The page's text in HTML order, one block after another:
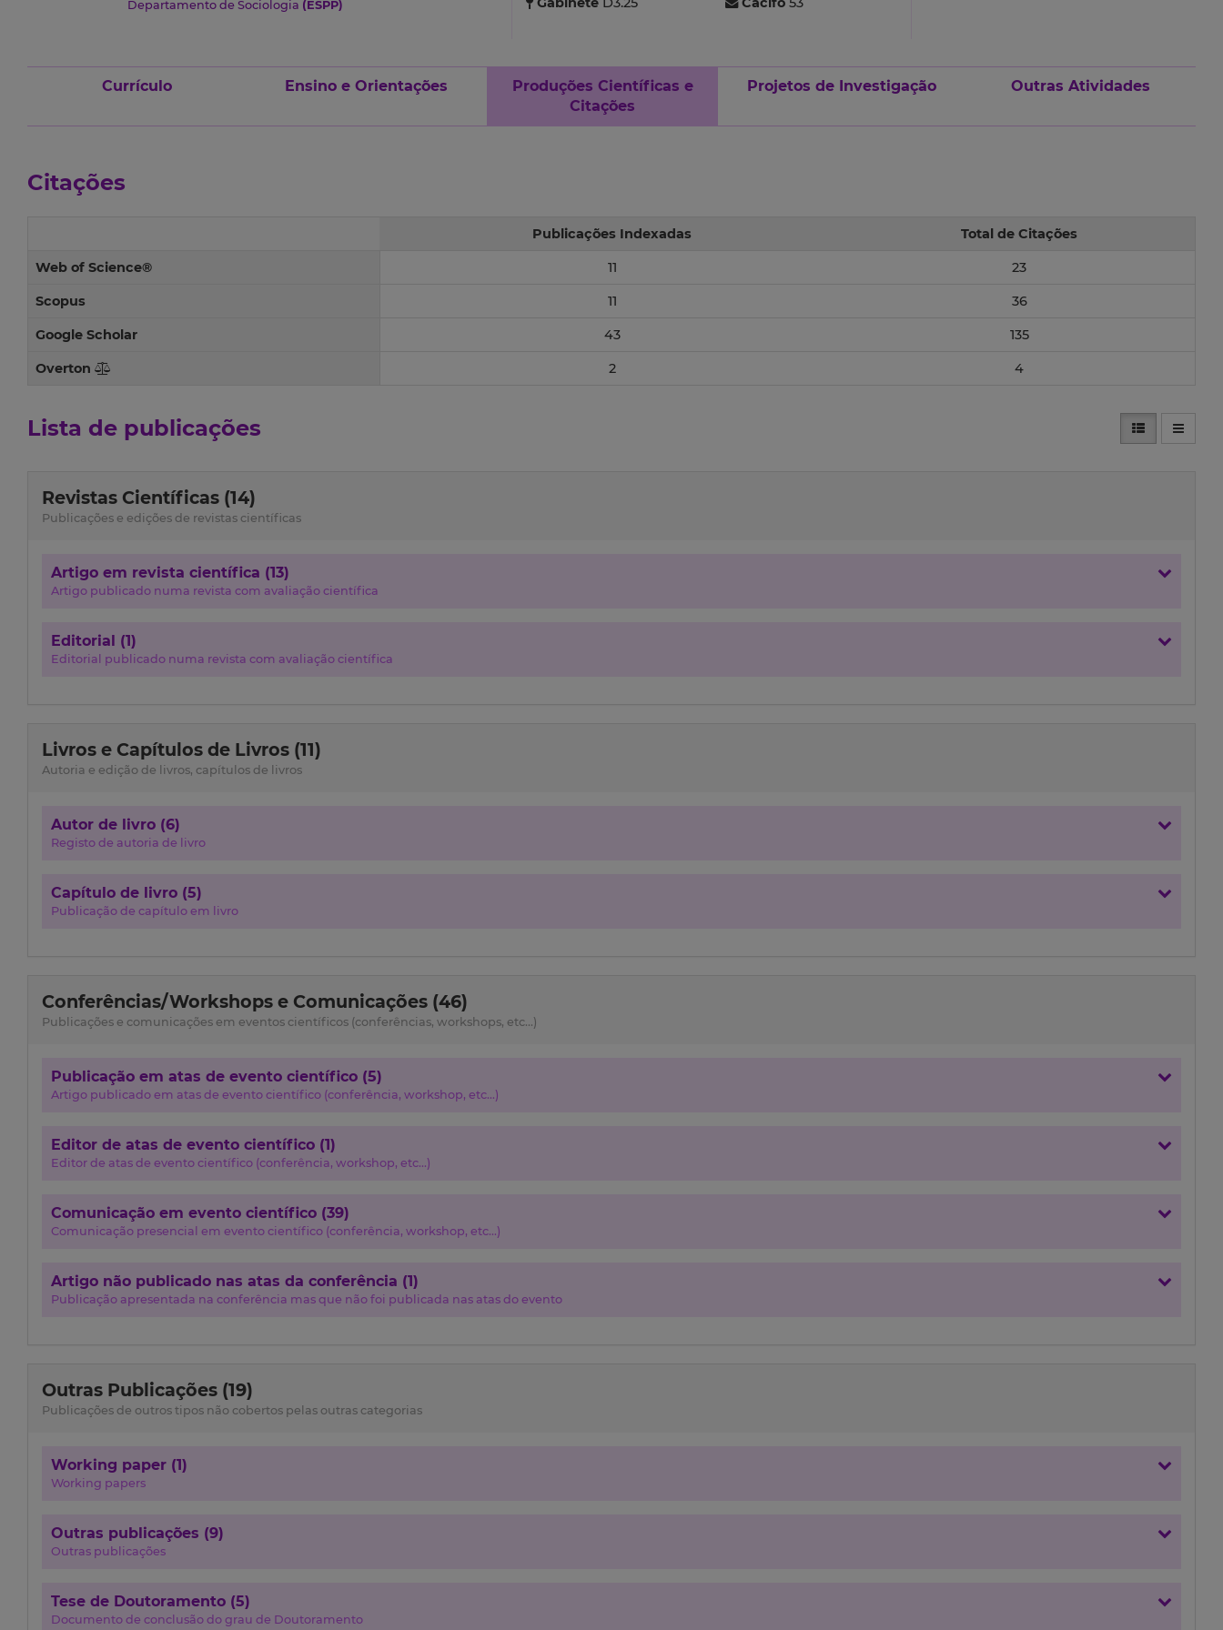
Departamento de Sociologia (ESPP)
Currículo Ensino e Orientações
Produções Científicas e
Citações
Projetos de Investigação Outras Atividades
Citações
Publicações Indexadas Total de Citações
Web of Science® 11 23
Scopus 11 36
Google Scholar 43 135
Overton 2 4
Lista de publicações
Revistas Científicas (14)
Publicações e edições de revistas científicas
Artigo em revista científica (13)
Artigo publicado numa revista com avaliação científica
Editorial (1)
Editorial publicado numa revista com avaliação científica
Livros e Capítulos de Livros (11)
Autoria e edição de livros, capítulos de livros
Autor de livro (6)
Registo de autoria de livro
Capítulo de livro (5)
Publicação de capítulo em livro
Conferências/Workshops e Comunicações (46)
Publicações e comunicações em eventos científicos (conferências, workshops, etc...)
Publicação em atas de evento científico (5)
Artigo publicado em atas de evento científico (conferência, workshop, etc...)
Editor de atas de evento científico (1)
Editor de atas de evento científico (conferência, workshop, etc...)
Comunicação em evento científico (39)
Comunicação presencial em evento científico (conferência, workshop, etc...)
Artigo não publicado nas atas da conferência (1)
Publicação apresentada na conferência mas que não foi publicada nas atas do evento
Outras Publicações (19)
Publicações de outros tipos não cobertos pelas outras categorias
Working paper (1)
Working papers
Outras publicações (9)
Outras publicações
Tese de Doutoramento (5)
Documento de conclusão do grau de Doutoramento